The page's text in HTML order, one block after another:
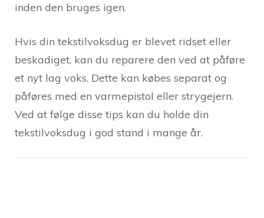
inden den bruges igen.
Hvis din tekstilvoksdug er blevet ridset eller
beskadiget, kan du reparere den ved at påføre
et nyt lag voks. Dette kan købes separat og
påføres med en varmepistol eller strygejern.
Ved at følge disse tips kan du holde din
tekstilvoksdug i god stand i mange år.